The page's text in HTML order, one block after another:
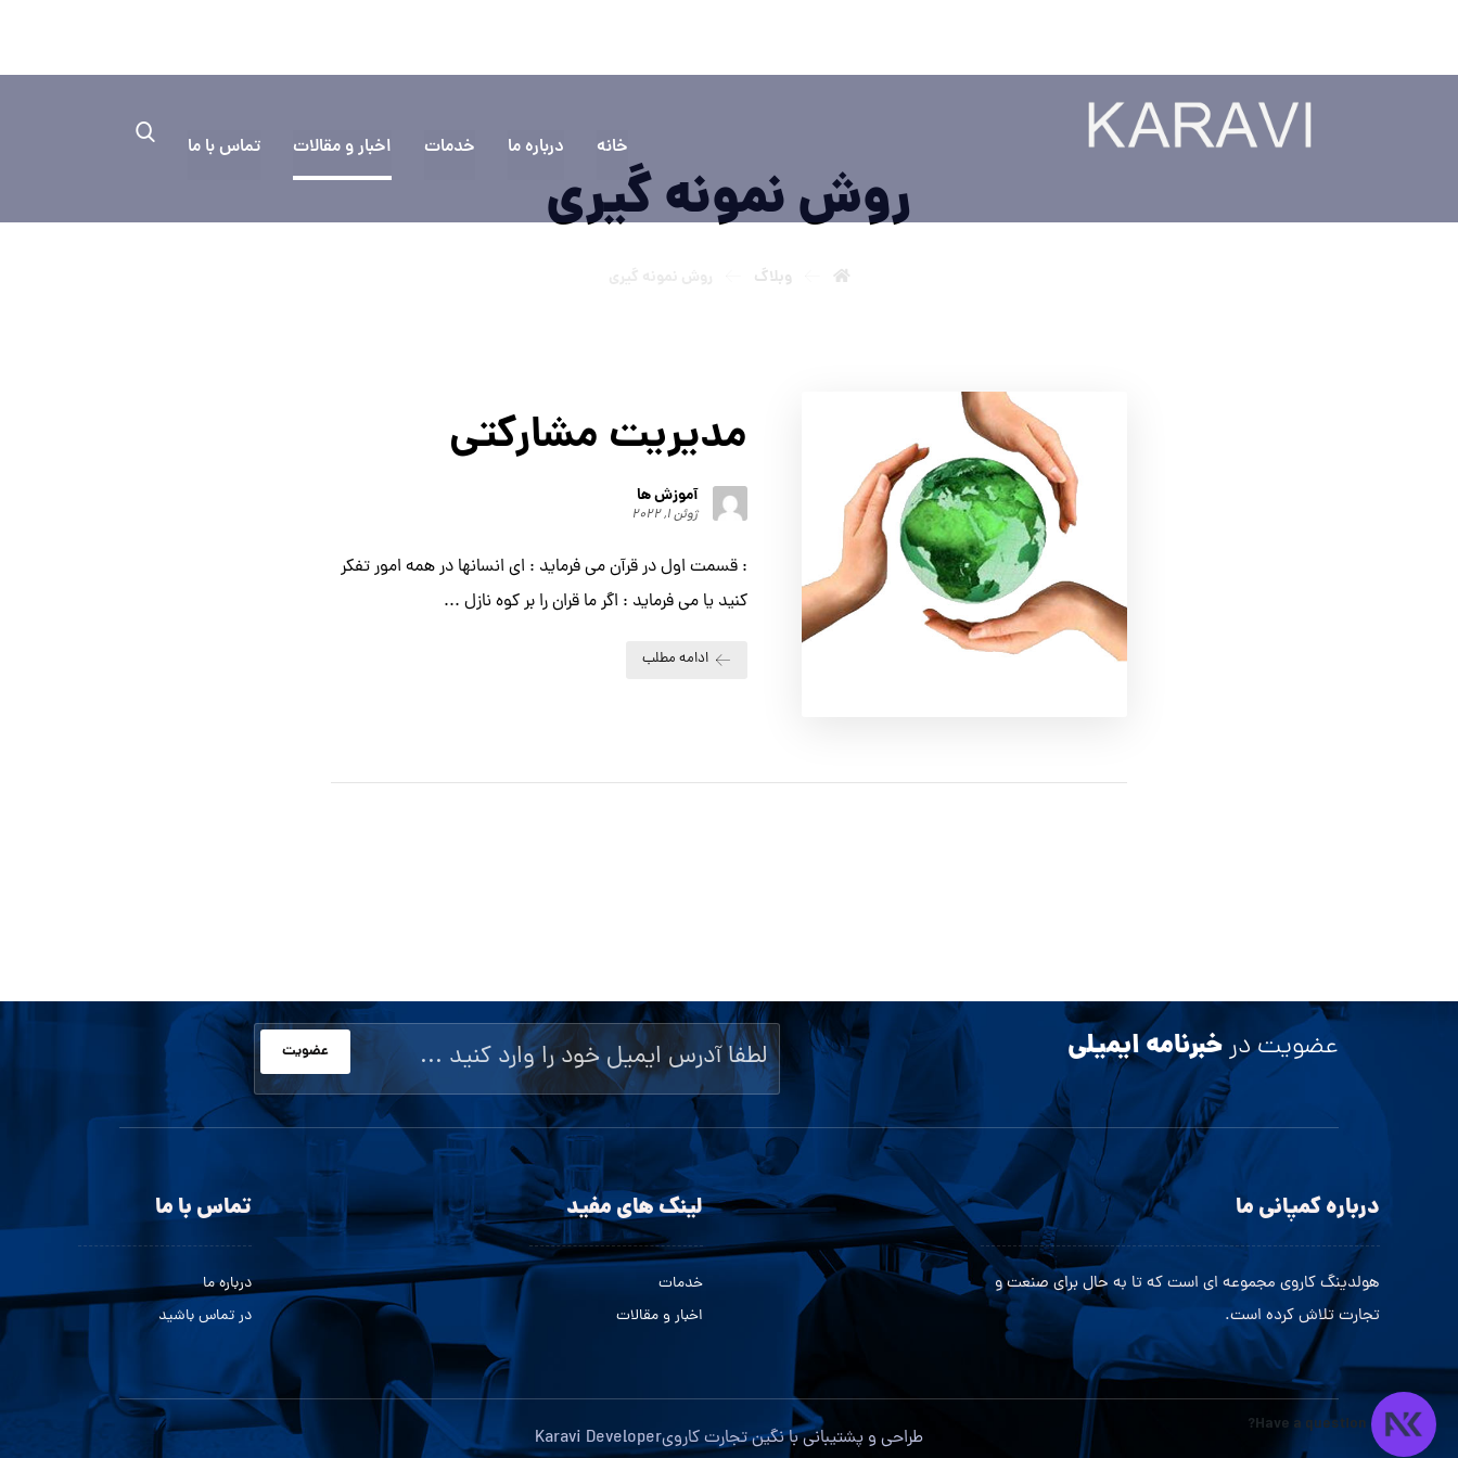
تماس با ما اخبار و مقالات خدمات درباره ما خانه
روش نمونه گيري
وبلاگ
مديريت مشارکتي
آموزش ها
ژوئن ۱, ۲۰۲۲
: قسمت اول در قرآن مي فرمايد : اي انسانها در همه امور تفکر
کنيد يا مي فرمايد : اگر ما قران را بر کوه نازل ...
ادامه مطلب
عضویت درخبرنامه ایمیلی عضویت
درباره کمپانی ما
هولدینگ کاروی مجموعه ای است که تا به حال برای صنعت و
تجارت تلاش کرده است.
لینک های مفید
خدمات
اخبار و مقالات
تماس با ما
درباره ما
در تماس باشید
طراحی و پشتیبانی بانگین تجارت کارویKaravi Developer
Have a question?